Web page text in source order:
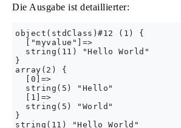
Die Ausgabe ist detaillierter:
object(stdClass)#12 (1) {
  ["myvalue"]=>
  string(11) "Hello World"
}
array(2) {
  [0]=>
  string(5) "Hello"
  [1]=>
  string(5) "World"
}
string(11) "Hello World"